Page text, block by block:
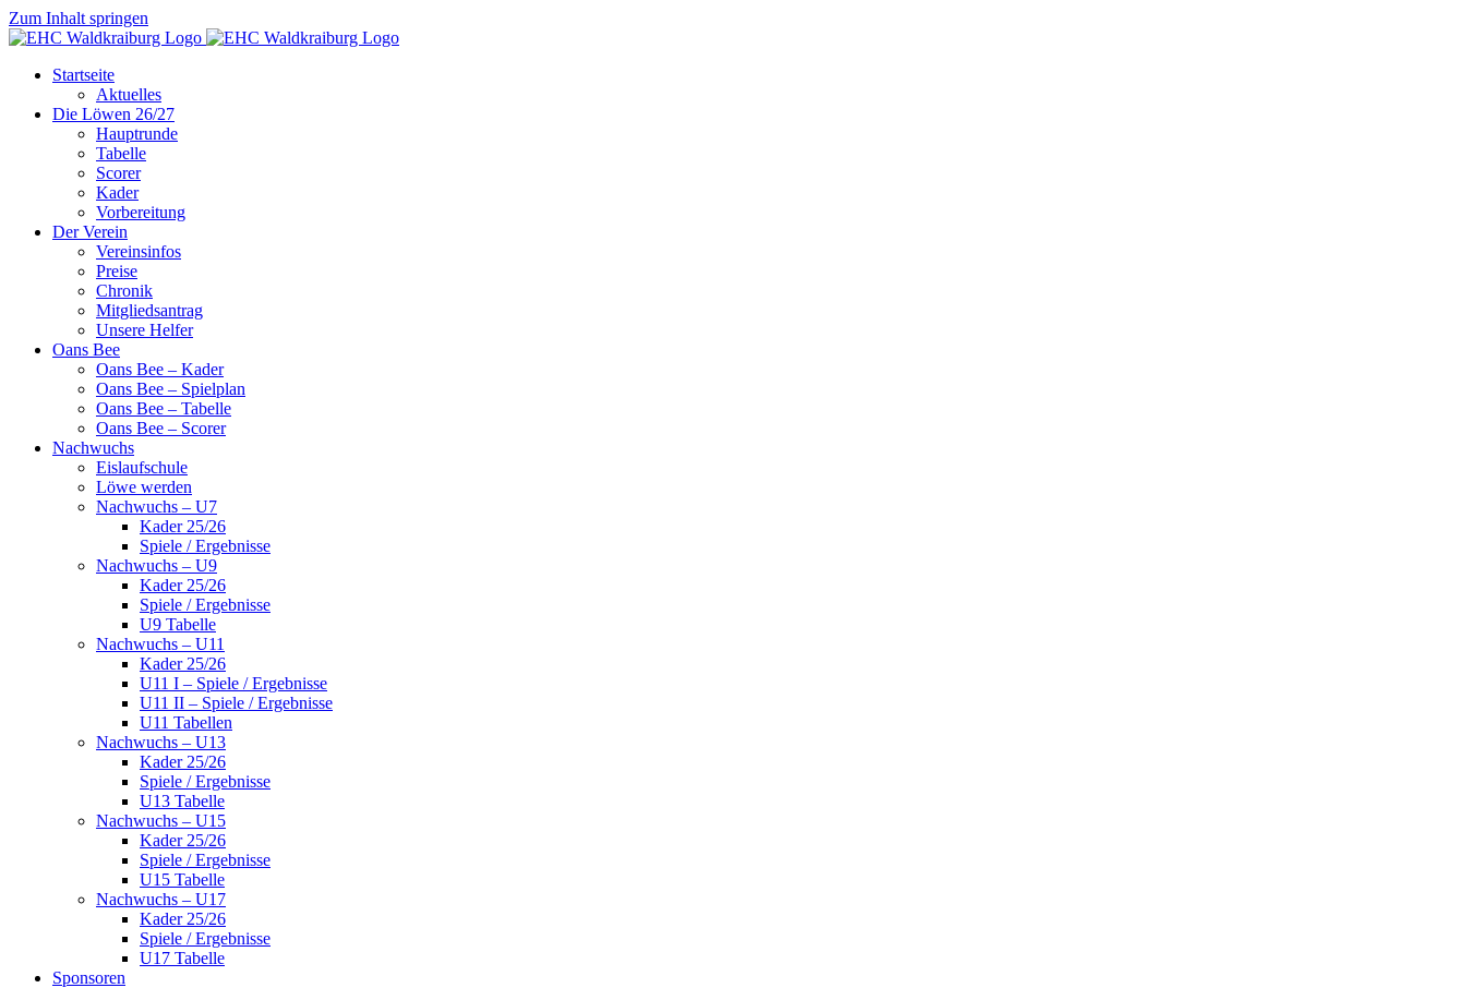
Zum Inhalt springen
Startseite
Aktuelles
Die Löwen 26/27
Hauptrunde
Tabelle
Scorer
Kader
Vorbereitung
Der Verein
Vereinsinfos
Preise
Chronik
Mitgliedsantrag
Unsere Helfer
Oans Bee
Oans Bee – Kader
Oans Bee – Spielplan
Oans Bee – Tabelle
Oans Bee – Scorer
Nachwuchs
Eislaufschule
Löwe werden
Nachwuchs – U7
Kader 25/26
Spiele / Ergebnisse
Nachwuchs – U9
Kader 25/26
Spiele / Ergebnisse
U9 Tabelle
Nachwuchs – U11
Kader 25/26
U11 I – Spiele / Ergebnisse
U11 II – Spiele / Ergebnisse
U11 Tabellen
Nachwuchs – U13
Kader 25/26
Spiele / Ergebnisse
U13 Tabelle
Nachwuchs – U15
Kader 25/26
Spiele / Ergebnisse
U15 Tabelle
Nachwuchs – U17
Kader 25/26
Spiele / Ergebnisse
U17 Tabelle
Sponsoren